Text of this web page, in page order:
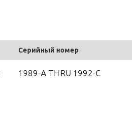
Серийный номер
1989-A THRU 1992-C